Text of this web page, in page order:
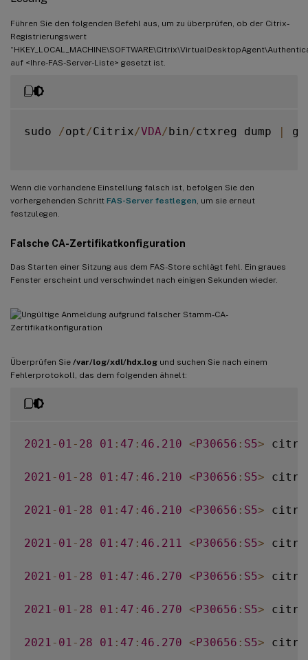
Führen Sie den folgenden Befehl aus, um zu überprüfen, ob der Citrix-
Registrierungswert
auf <Ihre-FAS-Server-Liste> gesetzt ist.
sudo /opt /Citrix/VDA/bin/ctxreg dump |
Wenn die vorhandene Einstellung falsch ist, befolgen Sie den
vorhergehenden Schritt FAS-Server festlegen , um sie erneut
festzulegen.
Falsche CA-Zertifikatkonfiguration
Das Starten einer Sitzung aus dem FAS-Store schlägt fehl. Ein graues
Fenster erscheint und verschwindet nach einigen Sekunden wieder.
Überprüfen Sie /var/log/xdl/hdx.log und suchen Sie nach einem
Fehlerprotokoll, das dem folgenden ähnelt:
2021 - 01 - 28 01 : 47 : 46.210 <P30656 : S5>
2021 - 01 - 28 01 : 47 : 46.210 <P30656 : S5>
2021 - 01 - 28 01 : 47 : 46.210 <P30656 : S5>
2021 - 01 - 28 01 : 47 : 46.211 <P30656 : S5>
2021 - 01 - 28 01 : 47 : 46.270 <P30656 : S5>
2021 - 01 - 28 01 : 47 : 46.270 <P30656 : S5>
2021 - 01 - 28 01 : 47 : 46.270 <P30656 : S5>